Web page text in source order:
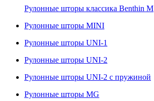
Рулонные шторы классика Benthin M
Рулонные шторы MINI
Рулонные шторы UNI-1
Рулонные шторы UNI-2
Рулонные шторы UNI-2 с пружиной
Рулонные шторы MG